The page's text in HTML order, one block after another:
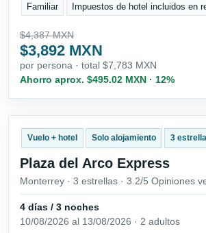
Familiar Impuestos de hotel incluidos en
$4,387 MXN
$3,892 MXN
por persona · total $7,783 MXN
Ahorro aprox. $495.02 MXN · 12%
Vuelo + hotel Solo alojamiento 3
Plaza del Arco Express
Monterrey · 3 estrellas · 3.2/5 Opiniones
4 días / 3 noches
10/08/2026 al 13/08/2026 · 2 adultos